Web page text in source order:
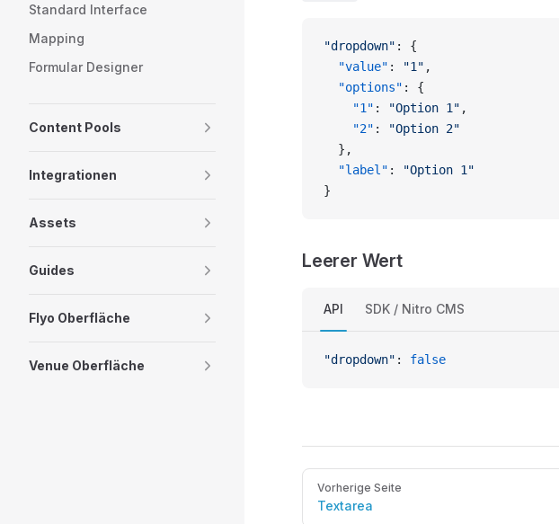
Standard Interface
Mapping
Formular Designer
Content Pools
Integrationen
Assets
Guides
Flyo Oberfläche
Venue Oberfläche
"dropdown" : {
  "value"
: "1" ,
  "options"
: {
    "1"
: "Option 1" ,
    "2"
:
"Option 2"
  },
  "label"
:
"Option 1"
}
Leerer Wert
API SDK / Nitro CMS
"dropdown" : false
Pager
Vorherige Seite
Textarea